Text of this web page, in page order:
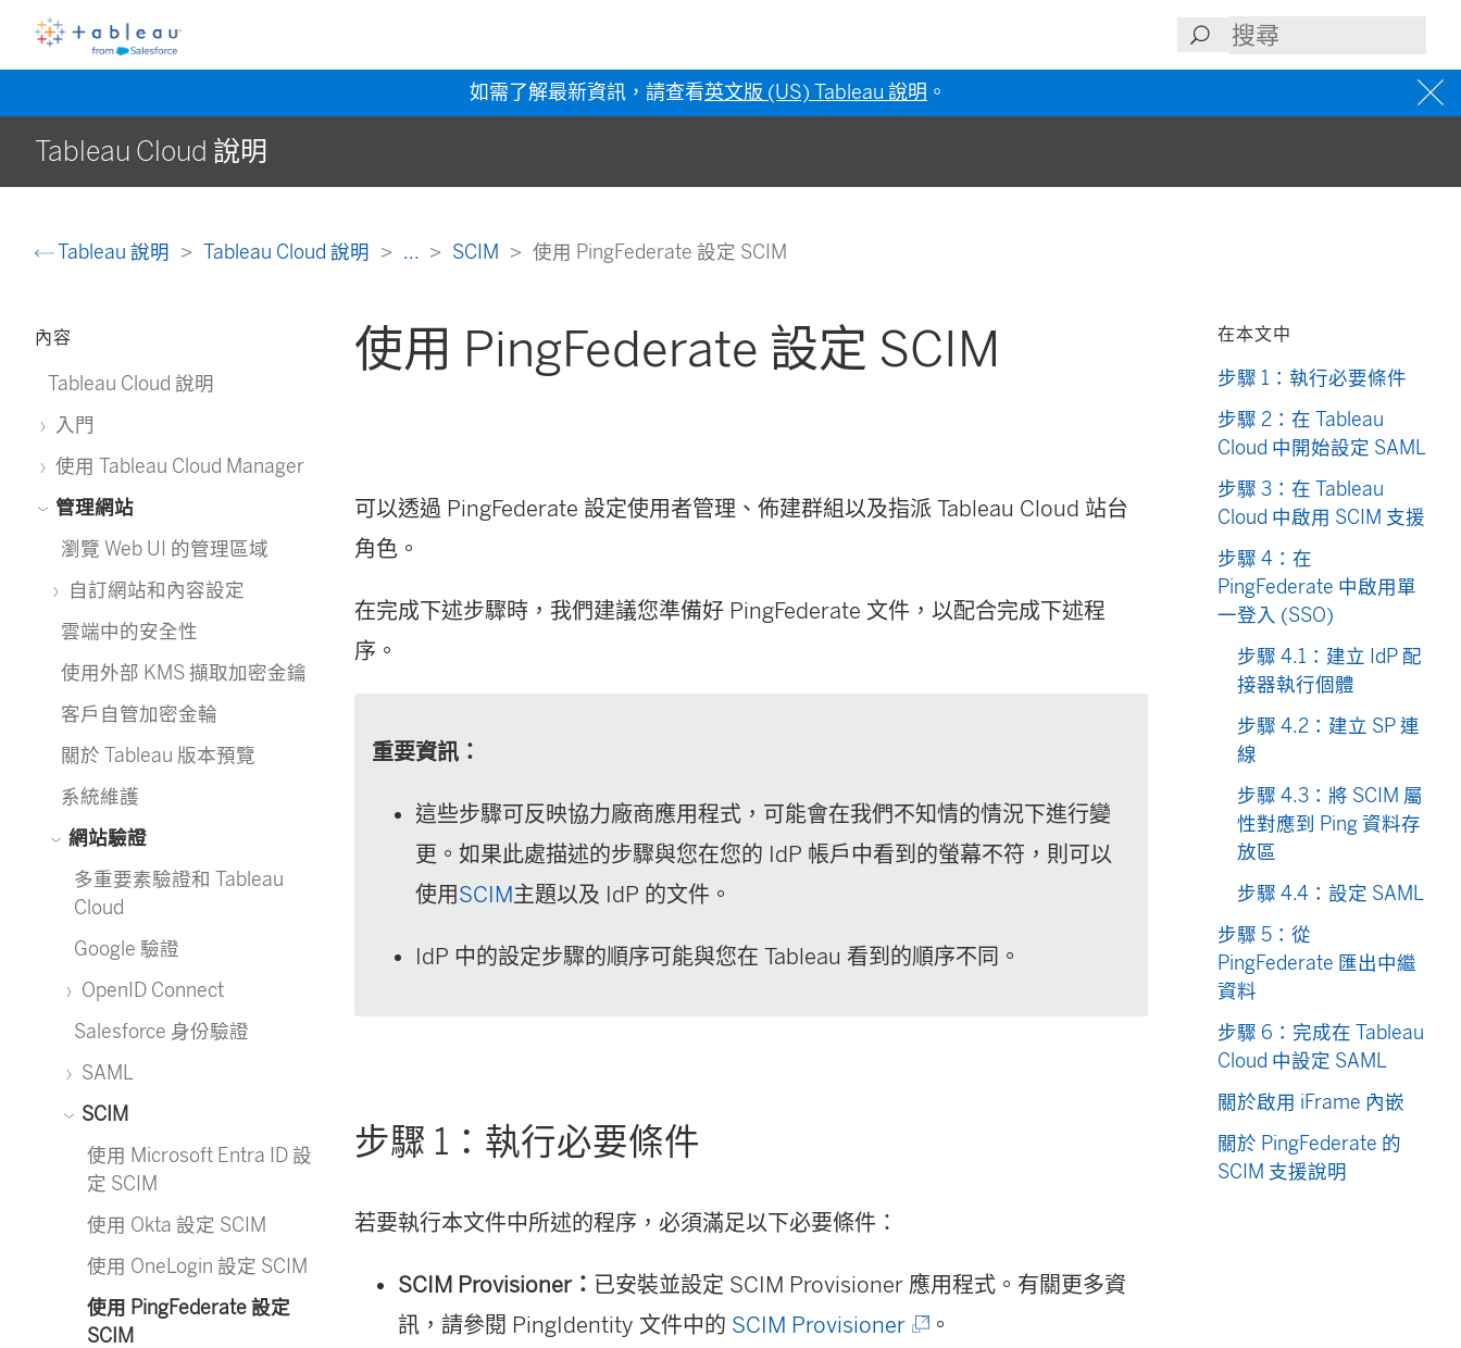
如需了解最新資訊，請查看英文版 (US) Tableau 說明 。
Tableau Cloud 說明
Tableau 說明 Tableau Cloud 說明 ... SCIM 使用 PingFederate 設定 SCIM
內容
Tableau Cloud 說明
入門
使用 Tableau Cloud Manager
管理網站
瀏覽 Web UI 的管理區域
自訂網站和內容設定
雲端中的安全性
使用外部 KMS 擷取加密金鑰
客戶自管加密金輪
關於 Tableau 版本預覽
系統維護
網站驗證
多重要素驗證和 Tableau
Cloud
Google 驗證
OpenID Connect
Salesforce 身份驗證
SAML
SCIM
使用 Microsoft Entra ID 設
定 SCIM
使用 Okta 設定 SCIM
使用 OneLogin 設定 SCIM
使用 PingFederate 設定
SCIM
使用 PingFederate 設定 SCIM
可以透過 PingFederate 設定使用者管理、佈建群組以及指派 Tableau Cloud 站台
角色。
在完成下述步驟時，我們建議您準備好 PingFederate 文件，以配合完成下述程
序。
重要資訊：
這些步驟可反映協力廠商應用程式，可能會在我們不知情的情況下進行變
更。如果此處描述的步驟與您在您的 IdP 帳戶中看到的螢幕不符，則可以
使用SCIM主題以及 IdP 的文件。
IdP 中的設定步驟的順序可能與您在 Tableau 看到的順序不同。
步驟 1：執行必要條件
若要執行本文件中所述的程序，必須滿足以下必要條件：
SCIM Provisioner： 已安裝並設定 SCIM Provisioner 應用程式。有關更多資
訊，請參閱 PingIdentity 文件中的 SCIM Provisioner(
。
在本文中
步驟 1：執行必要條件
步驟 2：在 Tableau
Cloud 中開始設定 SAML
步驟 3：在 Tableau
Cloud 中啟用 SCIM 支援
步驟 4：在
PingFederate 中啟用單
一登入 (SSO)
步驟 4.1：建立 IdP 配
接器執行個體
步驟 4.2：建立 SP 連
線
步驟 4.3：將 SCIM 屬
性對應到 Ping 資料存
放區
步驟 4.4：設定 SAML
步驟 5：從
PingFederate 匯出中繼
資料
步驟 6：完成在 Tableau
Cloud 中設定 SAML
關於啟用 iFrame 內嵌
關於 PingFederate 的
SCIM 支援說明